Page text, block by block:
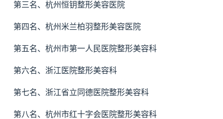
第三名、杭州恒钥整形美容医院
第四名、杭州米兰柏羽整形美容医院
第五名、杭州市第一人民医院整形美容科
第六名、浙江医院整形美容科
第七名、浙江省立同德医院整形美容科
第八名、杭州市红十字会医院整形美容科